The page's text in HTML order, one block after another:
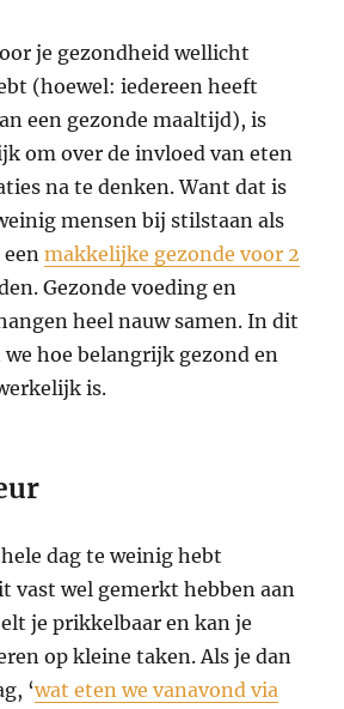
je gezondheid wellicht
(hoewel: iedereen heeft
een gezonde maaltijd), is
om over de invloed van eten
na te denken. Want dat is
mensen bij stilstaan als
eenmakkelijke gezonde voor 2
Gezonde voeding en
heel nauw samen. In dit
hoe belangrijk gezond en
is.
dag te weinig hebt
vast wel gemerkt hebben aan
je prikkelbaar en kan je
op kleine taken. Als je dan
‘wat eten we vanavond via